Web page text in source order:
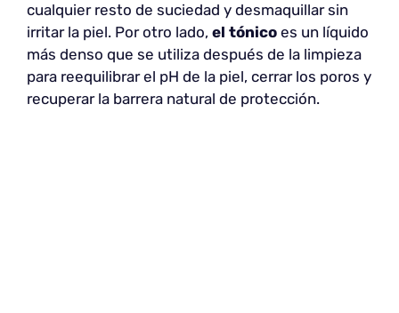
cualquier resto de suciedad y desmaquillar sin
irritar la piel. Por otro lado, el tónico es un líquido
más denso que se utiliza después de la limpieza
para reequilibrar el pH de la piel, cerrar los poros y
recuperar la barrera natural de protección.